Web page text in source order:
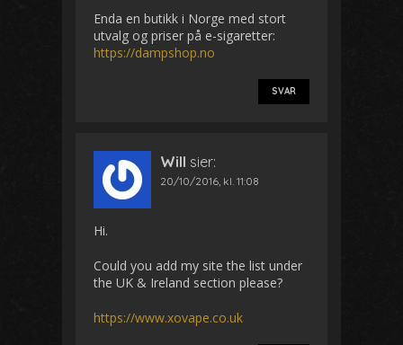
Enda en butikk i Norge med stort
utvalg og priser på e-sigaretter:
https://dampshop.no
SVAR
Will sier:
20/10/2016, kl. 11:08
Hi.
Could you add my site the list under
the UK & Ireland section please?
https://www.xovape.co.uk